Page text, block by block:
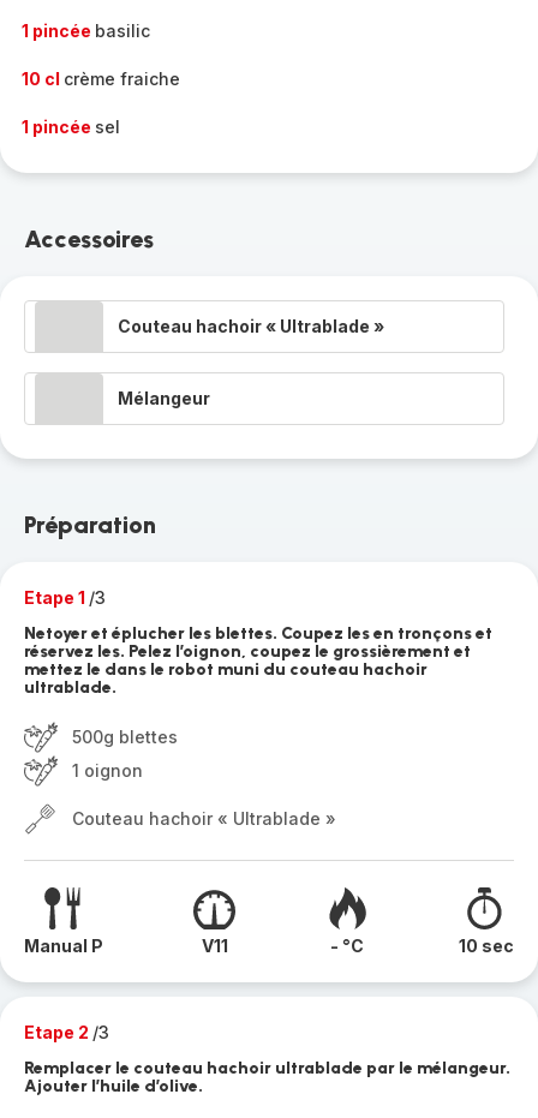
1 pincée basilic
10 cl crème fraiche
1 pincée sel
Accessoires
Couteau hachoir « Ultrablade »
Mélangeur
Préparation
Etape 1 /3
Netoyer et éplucher les blettes. Coupez les en tronçons et
réservez les. Pelez l’oignon, coupez le grossièrement et
mettez le dans le robot muni du couteau hachoir
ultrablade.
500g blettes
1 oignon
Couteau hachoir « Ultrablade »
Manual P V11 - °C 10 sec
Etape 2 /3
Remplacer le couteau hachoir ultrablade par le mélangeur.
Ajouter l’huile d’olive.